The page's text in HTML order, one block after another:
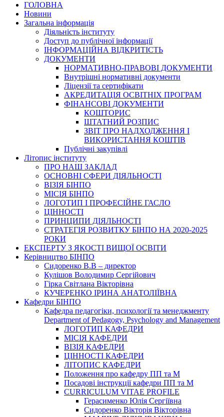
ГОЛОВНА
Новини
Загальна інформація
Діяльність інституту
Доступ до публічної інформації
ІНФОРМАЦІЙНА ВІДКРИТІСТЬ
ДОКУМЕНТИ
НОРМАТИВНО-ПРАВОВІ ДОКУМЕНТИ
Внутрішні нормативні документи
Ліцензії та сертифікати
АКРЕДИТАЦІЯ ОСВІТНІХ ПРОГРАМ
ФІНАНСОВІ ДОКУМЕНТИ
КОШТОРИС
ШТАТНИЙ РОЗПИС
ЗВІТ ПРО НАДХОДЖЕННЯ І
ВИКОРИСТАННЯ КОШТІВ
Публічні закупівлі
Літопис інституту
ПРО НАШ ЗАКЛАД
ОСНОВНІ СФЕРИ ДІЯЛЬНОСТІ
ВІЗІЯ БІНПО
МІСІЯ БІНПО
ЛОГОТИП І ПРОФЕСІЙНЕ ГАСЛО
ЦІННОСТІ
ПРИНЦИПИ ДІЯЛЬНОСТІ
СТРАТЕГІЯ РОЗВИТКУ БІНПО НА 2020-2025
РОКИ
ЕКСПЕРТУ З ЯКОСТІ ВИЩОЇ ОСВІТИ
Керівництво БІНПО
Сидоренко В.В – директор
Кулішов Володимир Сергійович
Гірка Світлана Вікторівна
КУЧЕРЕНКО ІРИНА АНАТОЛІЇВНА
Кафедри БІНПО
Кафедра педагогіки, психології та менеджменту
Department of Pedagogy, Psychology and Management
ЛОГОТИП КАФЕДРИ
МІСІЯ КАФЕДРИ
ВІЗІЯ КАФЕДРИ
ЦІННОСТІ КАФЕДРИ
ЛІТОПИС КАФЕДРИ
Положення про кафедру ПП та М
Посадові інструкції кафедри ПП та М
CURRICULUM VITAE PROFILE
Герасименко Юлія Сергіївна
Сидоренко Вікторія Вікторівна